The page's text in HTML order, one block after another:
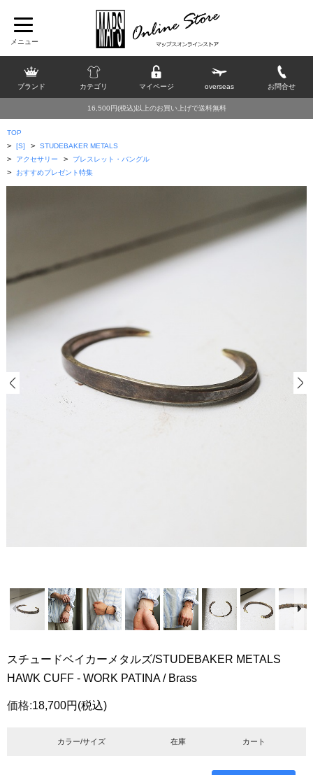
ブランド カテゴリ マイページ overseas お問合せ
16,500円(税込)以上のお買い上げで送料無料
TOP
> [S] > STUDEBAKER METALS
> アクセサリー > ブレスレット・バングル
> おすすめプレゼント特集
スチュードベイカーメタルズ/STUDEBAKER METALS
HAWK CUFF - WORK PATINA / Brass
価格:18,700円 (税込)
カラー/サイズ 在庫 カート